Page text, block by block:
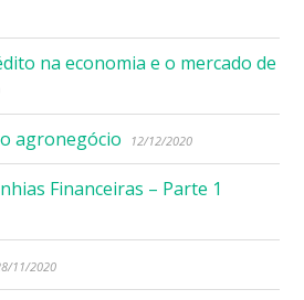
na economia e o mercado de
agronegócio 12/12/2020
Financeiras – Parte 1
11/2020